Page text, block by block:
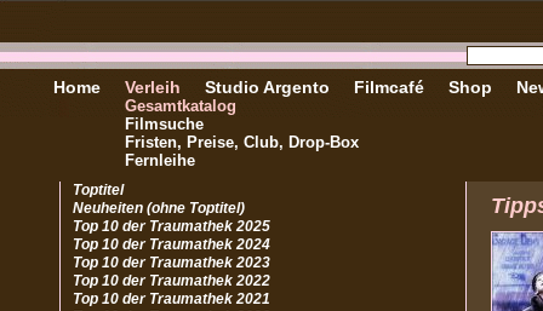
Home Verleih
Gesamtkatalog
Filmsuche
Fristen, Preise, Club, Drop-Box
Fernleihe
Studio Argento Filmcafé Shop
Toptitel
Neuheiten (ohne Toptitel)
Top 10 der Traumathek 2025
Top 10 der Traumathek 2024
Top 10 der Traumathek 2023
Top 10 der Traumathek 2022
Top 10 der Traumathek 2021